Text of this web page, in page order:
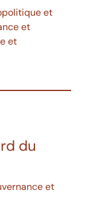
et
et
et
du
et